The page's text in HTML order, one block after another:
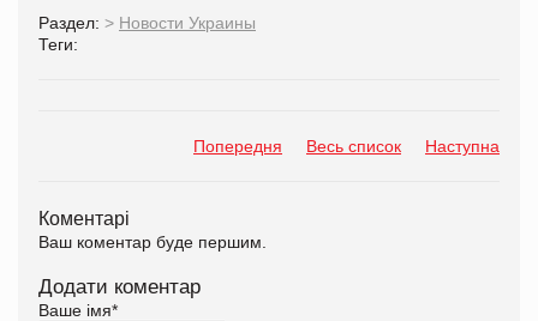
Раздел: > Новости Украины
Теги:
Попередня Весь список Наступна
Коментарі
Ваш коментар буде першим.
Додати коментар
Ваше імя*